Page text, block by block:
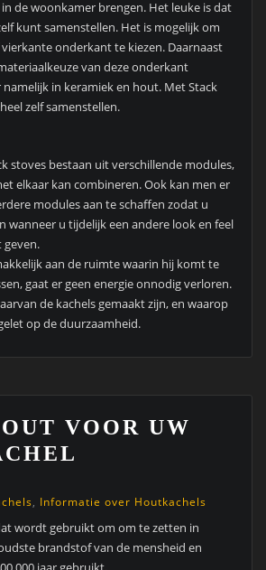
de woonkamer brengen. Het leuke is dat
kunt samenstellen. Het is mogelijk om
onderkant te kiezen. Daarnaast
van deze onderkant
namelijk in keramiek en hout. Met Stack
zelf samenstellen.
stoves bestaan uit verschillende modules,
elkaar kan combineren. Ook kan men er
modules aan te schaffen zodat u
wanneer u tijdelijk een andere look en feel
aan de ruimte waarin hij komt te
gaat er geen energie onnodig verloren.
de kachels gemaakt zijn, en waarop
op de duurzaamheid.
VOOR UW
, Informatie over Houtkachels
wordt gebruikt om om te zetten in
brandstof van de mensheid en